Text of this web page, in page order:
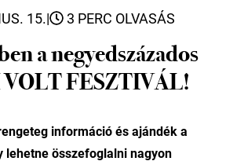
15.| 3 PERC OLVASÁS
a negyedszázados
FESZTIVÁL!
információ és ajándék a
lehetne összefoglalni nagyon